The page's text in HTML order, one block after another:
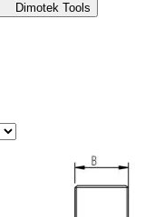
Dimotek Tools